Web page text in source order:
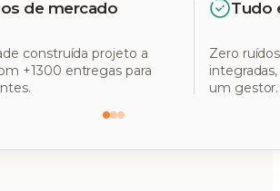
de mercado
construída projeto a
+1300 entregas para
Tudo
Zero
um gestor.